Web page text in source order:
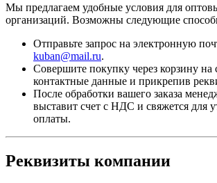
Мы предлагаем удобные условия для
организаций. Возможны следующие
Отправьте запрос на электронную
kuban@mail.ru.
Совершите покупку через корзину на
контактные данные и прикрепив
После обработки вашего заказа
выставит счет с НДС и свяжется для
оплаты.
Реквизиты компании